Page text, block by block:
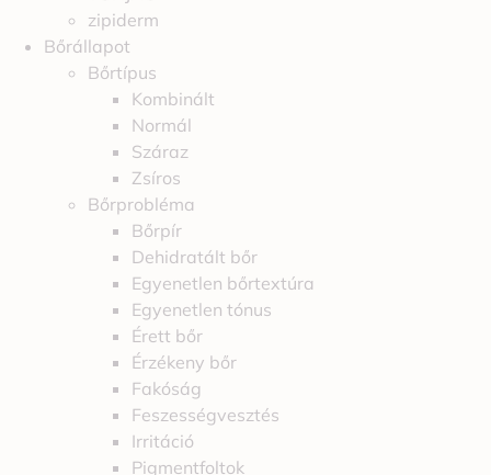
zipiderm
Bőrállapot
Bőrtípus
Kombinált
Normál
Száraz
Zsíros
Bőrprobléma
Bőrpír
Dehidratált bőr
Egyenetlen bőrtextúra
Egyenetlen tónus
Érett bőr
Érzékeny bőr
Fakóság
Feszességvesztés
Irritáció
Pigmentfoltok